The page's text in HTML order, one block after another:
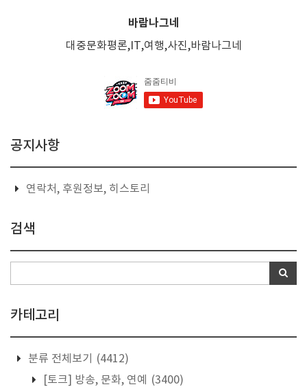
바람나그네
대중문화평론,IT,여행,사진,바람나그네
공지사항
연락처, 후원정보, 히스토리
검색
카테고리
분류 전체보기
(4412)
[토크] 방송, 문화, 연예
(3400)